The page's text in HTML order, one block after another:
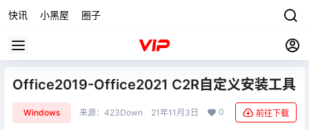
快讯 小黑屋 圈子
Office2019-Office2021 C2R自定义安装工具
Windows 来源： 423Down 21年11月3日 0 前往下载